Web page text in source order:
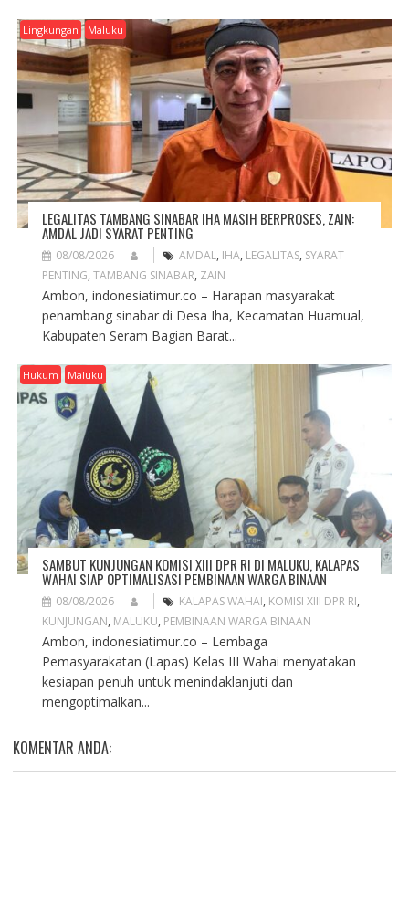
Lingkungan Maluku
LEGALITAS TAMBANG SINABAR IHA MASIH BERPROSES, ZAIN:
AMDAL JADI SYARAT PENTING
08/08/2026 AMDAL, IHA, LEGALITAS, SYARAT
PENTING, TAMBANG SINABAR, ZAIN
Ambon, indonesiatimur.co – Harapan masyarakat
penambang sinabar di Desa Iha, Kecamatan Huamual,
Kabupaten Seram Bagian Barat...
Hukum Maluku
SAMBUT KUNJUNGAN KOMISI XIII DPR RI DI MALUKU, KALAPAS
WAHAI SIAP OPTIMALISASI PEMBINAAN WARGA BINAAN
08/08/2026 KALAPAS WAHAI, KOMISI XIII DPR RI,
KUNJUNGAN, MALUKU, PEMBINAAN WARGA BINAAN
Ambon, indonesiatimur.co – Lembaga
Pemasyarakatan (Lapas) Kelas III Wahai menyatakan
kesiapan penuh untuk menindaklanjuti dan
mengoptimalkan...
KOMENTAR ANDA: